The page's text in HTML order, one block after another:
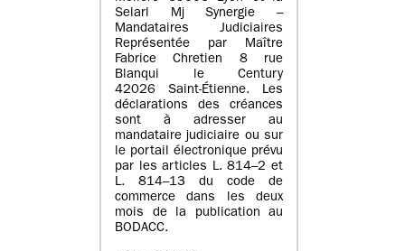
Selarl Mj Synergie –
Mandataires Judiciaires
Représentée par Maître
Fabrice Chretien 8 rue
Blanqui le Century
42026 Saint-Étienne. Les
déclarations des créances
sont à adresser au
mandataire judiciaire ou sur
le portail électronique prévu
par les articles L. 814–2 et
L. 814–13 du code de
commerce dans les deux
mois de la publication au
BODACC.